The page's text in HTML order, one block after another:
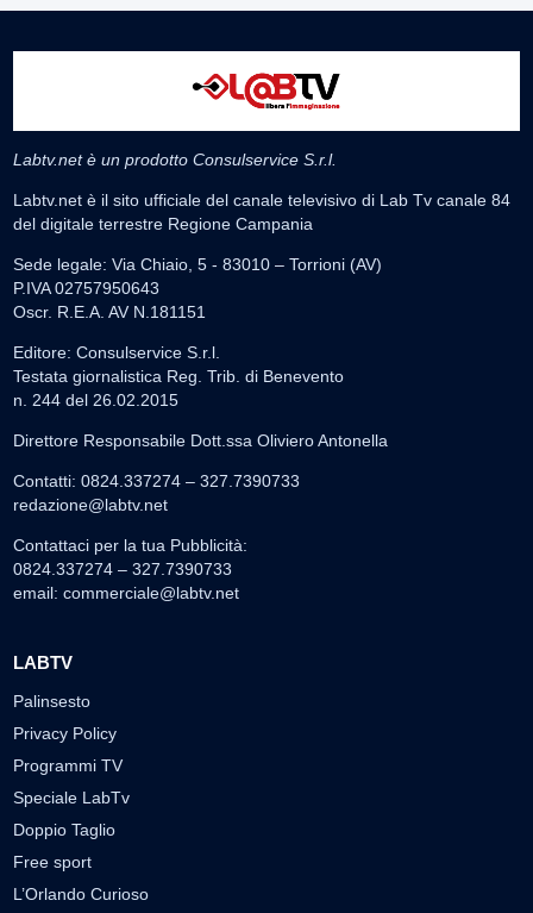
Labtv.net è un prodotto Consulservice S.r.l.
Labtv.net è il sito ufficiale del canale televisivo di Lab Tv canale 84
del digitale terrestre Regione Campania
Sede legale: Via Chiaio, 5 - 83010 – Torrioni (AV)
P.IVA 02757950643
Oscr. R.E.A. AV N.181151
Editore: Consulservice S.r.l.
Testata giornalistica Reg. Trib. di Benevento
n. 244 del 26.02.2015
Direttore Responsabile Dott.ssa Oliviero Antonella
Contatti: 0824.337274 – 327.7390733
redazione@labtv.net
Contattaci per la tua Pubblicità:
0824.337274 – 327.7390733
email: commerciale@labtv.net
LABTV
Palinsesto
Privacy Policy
Programmi TV
Speciale LabTv
Doppio Taglio
Free sport
L’Orlando Curioso